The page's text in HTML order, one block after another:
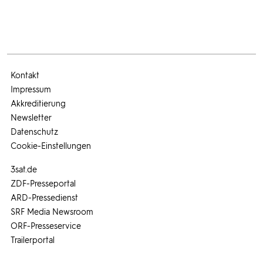
3sat.de
ZDF-Presseportal
ARD-Pressedienst
SRF Media Newsroom
ORF-Presseservice
Trailerportal
Kontakt
Impressum
Akkreditierung
Newsletter
Datenschutz
Cookie-Einstellungen